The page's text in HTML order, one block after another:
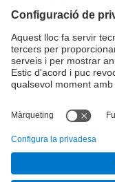
© UPCInstitut